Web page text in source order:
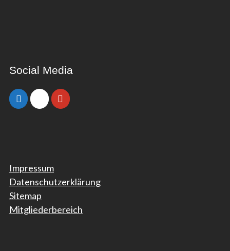
Social Media
Impressum
Datenschutzerklärung
Sitemap
Mitgliederbereich